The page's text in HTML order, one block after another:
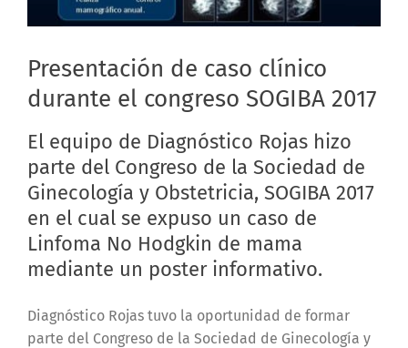
Presentación de caso clínico
durante el congreso SOGIBA 2017
El equipo de Diagnóstico Rojas hizo
parte del Congreso de la Sociedad de
Ginecología y Obstetricia, SOGIBA 2017
en el cual se expuso un caso de
Linfoma No Hodgkin de mama
mediante un poster informativo.
Diagnóstico Rojas tuvo la oportunidad de formar
parte del Congreso de la Sociedad de Ginecología y